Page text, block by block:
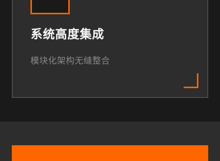
系统高度集成
模块化架构无缝整合